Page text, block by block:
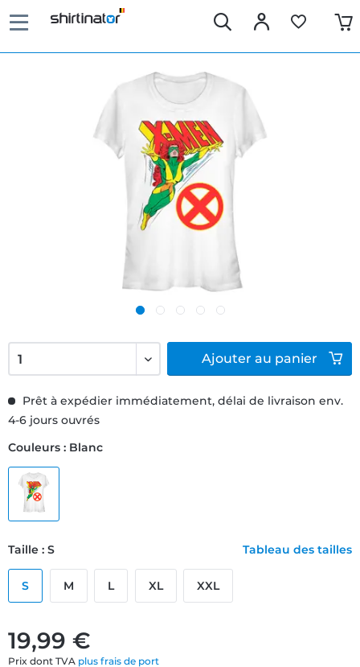
19,99 €
Prix dont TVA plus frais de port
Prêt à expédier immédiatement, délai de livraison env.
4-6 jours ouvrés
Couleurs : Blanc
Taille : S Tableau des tailles
S M L XL XXL
Ajouter au panier